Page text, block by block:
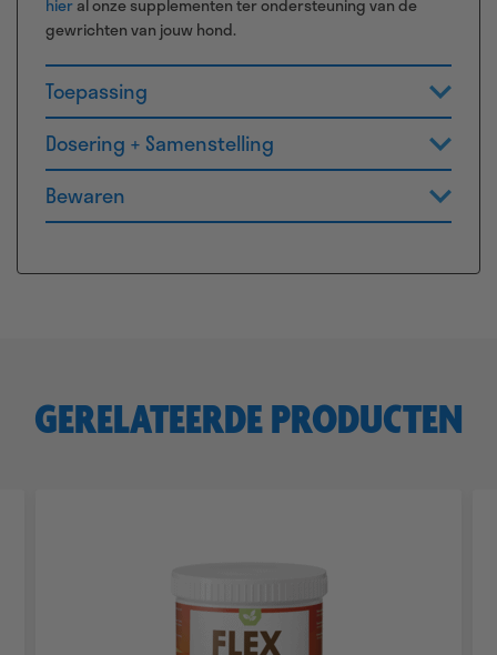
hieral onze supplementen ter ondersteuning van de
gewrichten van jouw hond.
Toepassing
Dosering + Samenstelling
Bewaren
GERELATEERDE PRODUCTEN